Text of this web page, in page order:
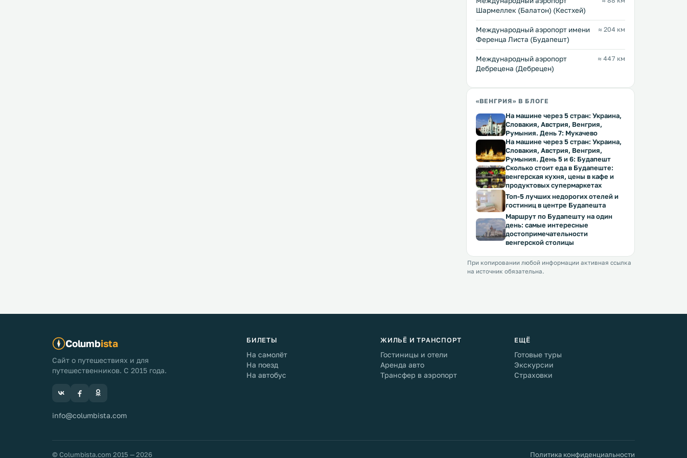
Шармеллек (Балатон) (Кестхей)
Международный аэропорт имени
Ференца Листа (Будапешт)
≈ 204 км
Международный аэропорт
Дебрецена (Дебрецен)
≈ 447 км
«ВЕНГРИЯ» В БЛОГЕ
На машине через 5 стран: Украина,
Словакия, Австрия, Венгрия,
Румыния. День 7: Мукачево
На машине через 5 стран: Украина,
Словакия, Австрия, Венгрия,
Румыния. День 5 и 6: Будапешт
Сколько стоит еда в Будапеште:
венгерская кухня, цены в кафе и
продуктовых супермаркетах
Топ-5 лучших недорогих отелей и
гостиниц в центре Будапешта
Маршрут по Будапешту на один
день: самые интересные
достопримечательности
венгерской столицы
При копировании любой информации активная ссылка
на источник обязательна.
Columbista
Сайт о путешествиях и для
путешественников. С 2015 года.
info@columbista.com
БИЛЕТЫ
На самолёт
На поезд
На автобус
ЖИЛЬЁ И ТРАНСПОРТ
Гостиницы и отели
Аренда авто
Трансфер в аэропорт
ЕЩЁ
Готовые туры
Экскурсии
Страховки
© Columbista.com 2015 — 2026 Политика конфиденциальности